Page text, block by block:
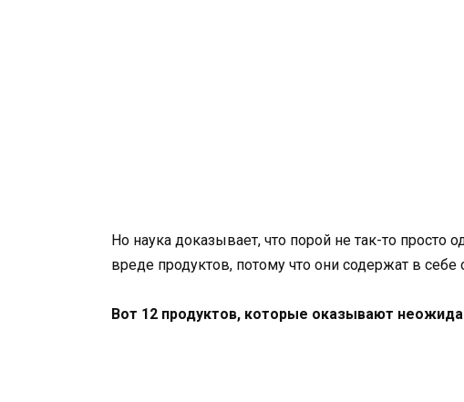
Но наука доказывает, что порой не так-то просто
вреде продуктов, потому что они содержат в
Вот 12 продуктов, которые оказывают